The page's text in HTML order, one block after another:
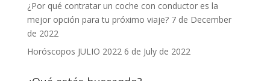
¿Por qué contratar un coche con conductor es la
mejor opción para tu próximo viaje? 7 de December
de 2022
Horóscopos JULIO 2022 6 de July de 2022